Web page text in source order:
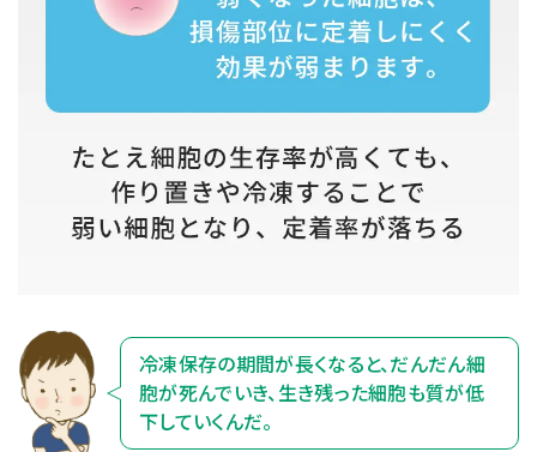
冷凍保存の期間が長くなると、だんだん細
胞が死んでいき、生き残った細胞も質が低
下していくんだ。